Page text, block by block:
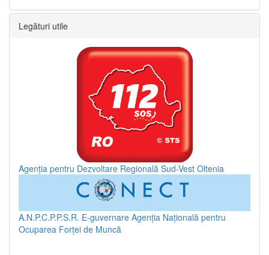
Legături utile
Agenția pentru Dezvoltare Regională Sud-Vest Oltenia
A.N.P.C.P.P.S.R. E-guvernare Agenția Națională pentru
Ocuparea Forței de Muncă